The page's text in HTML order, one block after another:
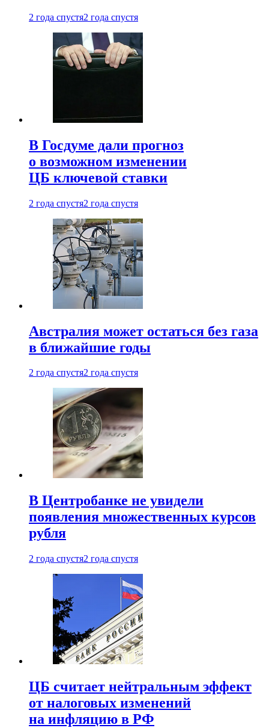
2 года спустя2 года спустя
В Госдуме дали прогноз
о возможном изменении
ЦБ ключевой ставки
2 года спустя2 года спустя
Австралия может остаться без газа
в ближайшие годы
2 года спустя2 года спустя
В Центробанке не увидели
появления множественных курсов
рубля
2 года спустя2 года спустя
ЦБ считает нейтральным эффект
от налоговых изменений
на инфляцию в РФ